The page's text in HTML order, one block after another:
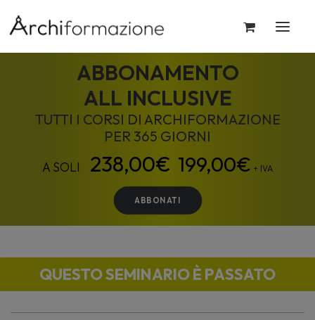
ABBONAMENTO
ALL INCLUSIVE
TUTTI I CORSI DI ARCHIFORMAZIONE
PER 365 GIORNI
199,00€ + IVA
ABBONATI
QUESTO SEMINARIO È PASSATO